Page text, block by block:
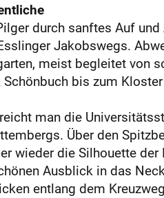
durch sanftes Auf
Jakobswegs.
meist begleitet von
bis zum
man die
Über den
wieder die Silhouette
Ausblick in das
entlang dem